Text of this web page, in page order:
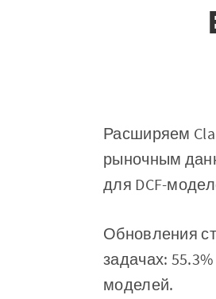
Расширяем
рыночным
для DCF-
Обновления
задачах:
моделей.